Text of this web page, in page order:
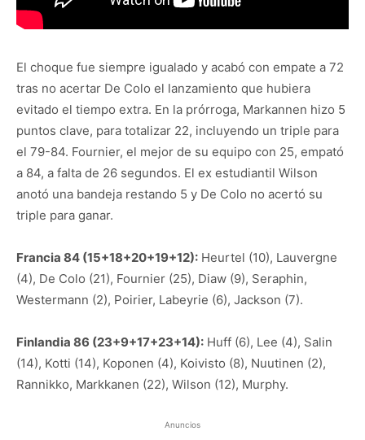
El choque fue siempre igualado y acabó con empate a 72
tras no acertar De Colo el lanzamiento que hubiera
evitado el tiempo extra. En la prórroga, Markannen hizo 5
puntos clave, para totalizar 22, incluyendo un triple para
el 79-84. Fournier, el mejor de su equipo con 25, empató
a 84, a falta de 26 segundos. El ex estudiantil Wilson
anotó una bandeja restando 5 y De Colo no acertó su
triple para ganar.
Francia 84 (15+18+20+19+12): Heurtel (10), Lauvergne
(4), De Colo (21), Fournier (25), Diaw (9), Seraphin,
Westermann (2), Poirier, Labeyrie (6), Jackson (7).
Finlandia 86 (23+9+17+23+14): Huff (6), Lee (4), Salin
(14), Kotti (14), Koponen (4), Koivisto (8), Nuutinen (2),
Rannikko, Markkanen (22), Wilson (12), Murphy.
Anuncios